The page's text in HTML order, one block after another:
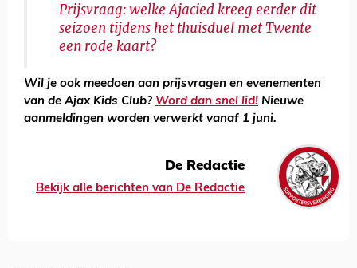
Prijsvraag: welke Ajacied kreeg eerder dit
seizoen tijdens het thuisduel met Twente
een rode kaart?
Wil je ook meedoen aan prijsvragen en evenementen
van de Ajax Kids Club? Word dan snel lid! Nieuwe
aanmeldingen worden verwerkt vanaf 1 juni.
De Redactie
Bekijk alle berichten van De Redactie